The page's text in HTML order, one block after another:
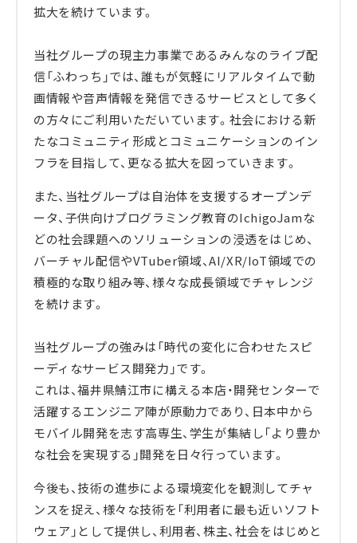
拡大を続けています。
当社グループの現主力事業であるみんなのライブ配
信「ふわっち」では、誰もが気軽にリアルタイムで動
画情報や音声情報を発信できるサービスとして多く
の方々にご利用いただいています。社会における新
たなコミュニティ形成とコミュニケーションのイン
フラを目指して、更なる拡大を図っていきます。
また、当社グループは自治体を支援するオープンデ
ータ、子供向けプログラミング教育のIchigoJamな
どの社会課題へのソリューションの浸透をはじめ、
バーチャル配信やVTuber領域、AI/XR/IoT領域での
積極的な取り組み等、様々な成長領域でチャレンジ
を続けます。
当社グループの強みは「時代の変化に合わせたスピ
ーディなサービス開発力」です。
これは、福井県鯖江市に構える本店・開発センターで
活躍するエンジニア陣が原動力であり、日本中から
モバイル開発を志す高専生、学生が集結し「より豊か
な社会を実現する」開発を日々行っています。
今後も、技術の進歩による環境変化を観測してチャ
ンスを捉え、様々な技術を「利用者に最も近いソフト
ウェア」として提供し、利用者、株主、社会をはじめと